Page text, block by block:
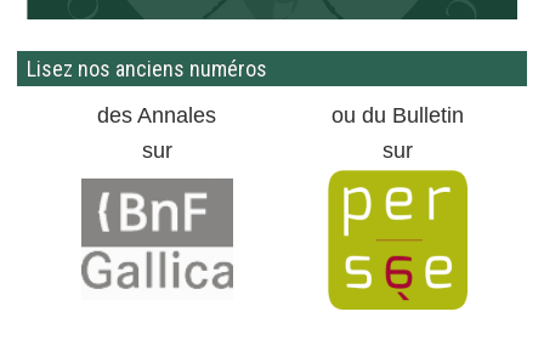
Lisez nos anciens numéros
des Annales
ou du Bulletin
sur
sur